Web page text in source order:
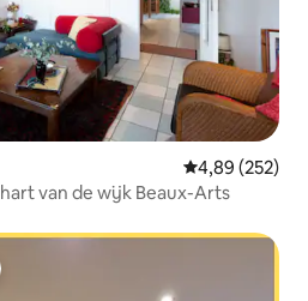
Gemiddelde
4,89 (252)
van de wijk Beaux-Arts